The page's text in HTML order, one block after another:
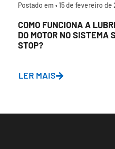
Postado em • 15 de fevereiro de
COMO FUNCIONA A
DO MOTOR NO SISTEMA
STOP?
LER MAIS